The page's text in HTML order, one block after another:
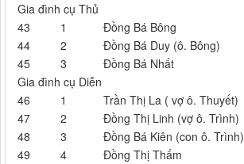
Gia đình cụ Thủ
43
1
Đồng Bá Bông
44
2
Đồng Bá Duy (ô. Bông)
45
3
Đồng Bá Nhất
Gia đình cụ Diễn
46
1
Trần Thị La ( vợ ô. Thuyết)
47
2
Đồng Thị Linh (vợ ô. Trình)
48
3
Đồng Bá Kiên (con ô. Trình)
49
4
Đồng Thị Thấm